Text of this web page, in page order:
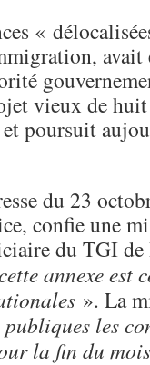
«
avait
vieux de
poursuit
du 23
confie une
du TGI
annexe est
». La
publiques les
la fin du